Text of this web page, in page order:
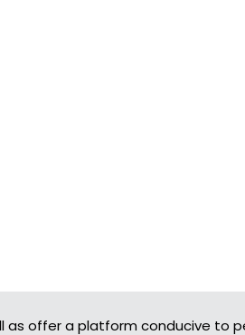
as offer a platform conducive to